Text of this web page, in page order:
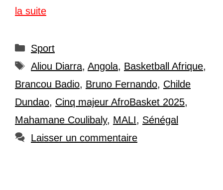
la suite
Catégories
Sport
Étiquettes
Aliou Diarra, Angola, Basketball Afrique,
Brancou Badio, Bruno Fernando, Childe
Dundao, Cinq majeur AfroBasket 2025,
Mahamane Coulibaly, MALI, Sénégal
Laisser un commentaire